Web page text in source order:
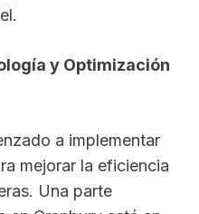
y Optimización
a implementar
mejorar la eficiencia
Una parte